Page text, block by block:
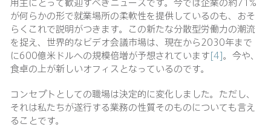
が何らかの形で就業場所の柔軟性を提供しているのも、おそ
らくこれで説明がつきます。この新たな分散型労働力の潮流
を捉え、世界的なビデオ会議市場は、現在から2030年まで
に600億米ドルへの規模倍増が予想されています[4]。今や、
食卓の上が新しいオフィスとなっているのです。
コンセプトとしての職場は決定的に変化しました。ただし、
それは私たちが遂行する業務の性質そのものについても言え
ることです。